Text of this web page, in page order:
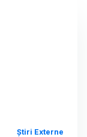
Știri Externe